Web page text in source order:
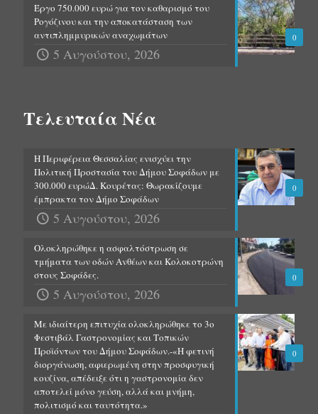
0
Έργο 750.000 ευρώ για τον καθαρισμό του
Ρογόζινου και την αποκατάσταση των
αντιπλημμυρικών αναχωμάτων
5 Αυγούστου, 2026
Τελευταία Νέα
0
Η Περιφέρεια Θεσσαλίας ενισχύει την
Πολιτική Προστασία του Δήμου Σοφάδων με
300.000 ευρώΔ. Κουρέτας: Θωρακίζουμε
έμπρακτα τον Δήμο Σοφάδων
5 Αυγούστου, 2026
0
Ολοκληρώθηκε η ασφαλτόστρωση σε
τμήματα των οδών Ανθέων και Κολοκοτρώνη
στους Σοφάδες.
5 Αυγούστου, 2026
0
Με ιδιαίτερη επιτυχία ολοκληρώθηκε το 3ο
Φεστιβάλ Γαστρονομίας και Τοπικών
Προϊόντων του Δήμου Σοφάδων.-«Η φετινή
διοργάνωση, αφιερωμένη στην προσφυγική
κουζίνα, απέδειξε ότι η γαστρονομία δεν
αποτελεί μόνο γεύση, αλλά και μνήμη,
πολιτισμό και ταυτότητα.»